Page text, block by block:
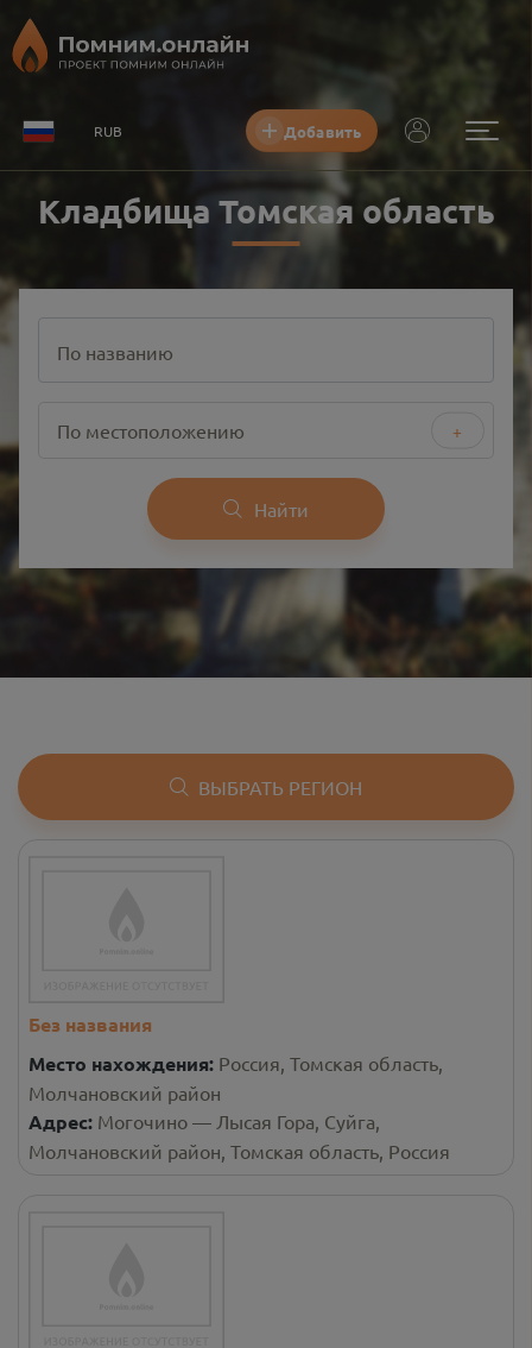
RUB Добавить
Кладбища Томская область
По названию
+
По местоположению
Найти
ВЫБРАТЬ РЕГИОН
Без названия
Место нахождения: Россия, Томская область,
Молчановский район
Адрес: Могочино — Лысая Гора, Суйга,
Молчановский район, Томская область, Россия